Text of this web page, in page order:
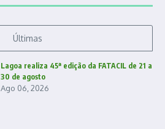
Últimas
Lagoa realiza 45ª edição da FATACIL de 21 a
30 de agosto
Ago 06, 2026